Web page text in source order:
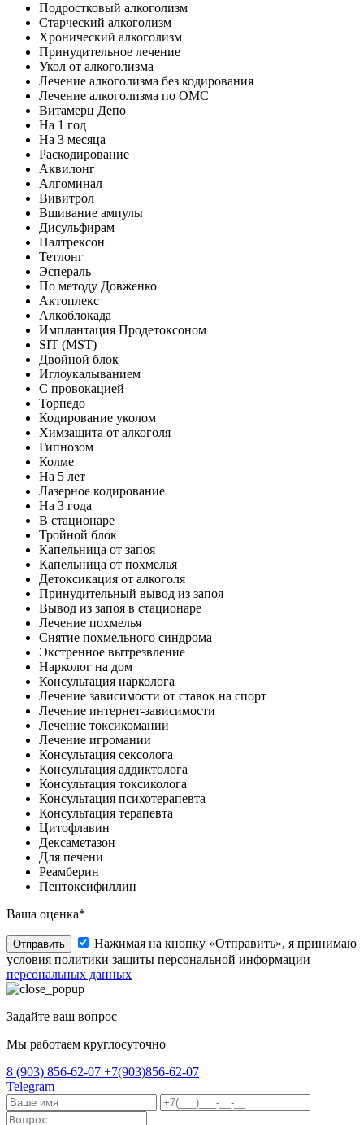
Подростковый алкоголизм
Старческий алкоголизм
Хронический алкоголизм
Принудительное лечение
Укол от алкоголизма
Лечение алкоголизма без кодирования
Лечение алкоголизма по ОМС
Витамерц Депо
На 1 год
На 3 месяца
Раскодирование
Аквилонг
Алгоминал
Вивитрол
Вшивание ампулы
Дисульфирам
Налтрексон
Тетлонг
Эспераль
По методу Довженко
Актоплекс
Алкоблокада
Имплантация Продетоксоном
SIT (MST)
Двойной блок
Иглоукалыванием
С провокацией
Торпедо
Кодирование уколом
Химзащита от алкоголя
Гипнозом
Колме
На 5 лет
Лазерное кодирование
На 3 года
В стационаре
Тройной блок
Капельница от запоя
Капельница от похмелья
Детоксикация от алкоголя
Принудительный вывод из запоя
Вывод из запоя в стационаре
Лечение похмелья
Снятие похмельного синдрома
Экстренное вытрезвление
Нарколог на дом
Консультация нарколога
Лечение зависимости от ставок на спорт
Лечение интернет-зависимости
Лечение токсикомании
Лечение игромании
Консультация сексолога
Консультация аддиктолога
Консультация токсиколога
Консультация психотерапевта
Консультация терапевта
Цитофлавин
Дексаметазон
Для печени
Реамберин
Пентоксифиллин
Ваша оценка*
Отправить
Нажимая на кнопку «Отправить», я принимаю
условия политики защиты персональной информации
персональных данных
Задайте ваш вопрос
Мы работаем круглосуточно
8 (903) 856-62-07 +7(903)856-62-07
Telegram